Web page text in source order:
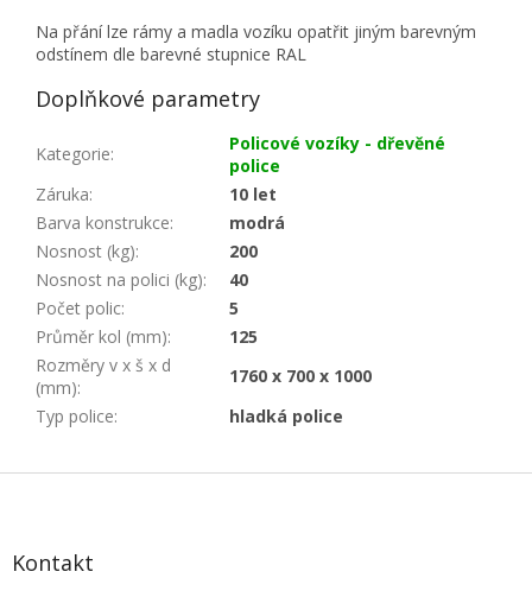
Na přání lze rámy a madla vozíku opatřit jiným barevným
odstínem dle barevné stupnice RAL
Doplňkové parametry
Kategorie:
Policové vozíky - dřevěné
police
Záruka:
10 let
Barva konstrukce:
modrá
Nosnost (kg):
200
Nosnost na polici (kg):
40
Počet polic:
5
Průměr kol (mm):
125
Rozměry v x š x d
(mm):
1760 x 700 x 1000
Typ police: hladká police
Z
Kontakt